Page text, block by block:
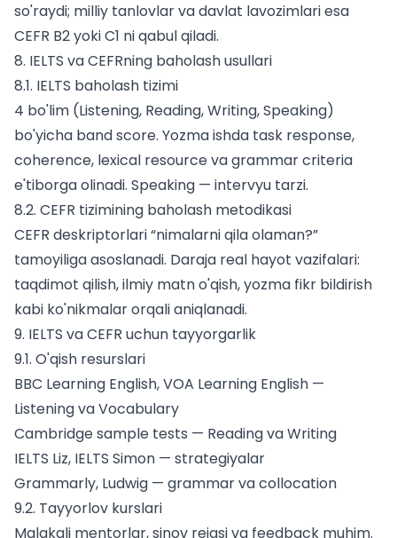
so'raydi; milliy tanlovlar va davlat lavozimlari esa
CEFR B2 yoki C1 ni qabul qiladi.
8. IELTS va CEFRning baholash usullari
8.1. IELTS baholash tizimi
4 bo'lim (Listening, Reading, Writing, Speaking)
bo'yicha band score. Yozma ishda task response,
coherence, lexical resource va grammar criteria
e'tiborga olinadi. Speaking — intervyu tarzi.
8.2. CEFR tizimining baholash metodikasi
CEFR deskriptorlari “nimalarni qila olaman?”
tamoyiliga asoslanadi. Daraja real hayot vazifalari:
taqdimot qilish, ilmiy matn o'qish, yozma fikr bildirish
kabi ko'nikmalar orqali aniqlanadi.
9. IELTS va CEFR uchun tayyorgarlik
9.1. O'qish resurslari
BBC Learning English, VOA Learning English —
Listening va Vocabulary
Cambridge sample tests — Reading va Writing
IELTS Liz, IELTS Simon — strategiyalar
Grammarly, Ludwig — grammar va collocation
9.2. Tayyorlov kurslari
Malakali mentorlar, sinov rejasi va feedback muhim.